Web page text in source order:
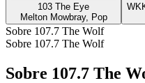
103 The Eye
Melton Mowbray, Pop
Sobre 107.7 The Wolf
Sobre 107.7 The Wolf
Sobre 107.7 The